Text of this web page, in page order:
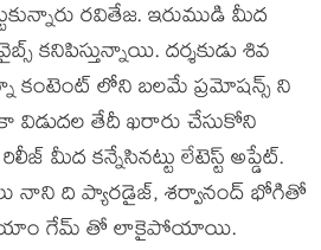
రవితేజ. ఇరుముడి మీద
కనిపిస్తున్నాయి. దర్శకుడు శివ
కంటెంట్ లోని బలమే ప్రమోషన్స్ ని
విడుదల తేదీ ఖరారు చేసుకోని
మీద కన్నేసినట్టు లేటెస్ట్ అప్డేట్.
నాని ది ప్యారడైజ్, శర్వానంద్ భోగితో
ఐ యాం గేమ్ తో లాకైపోయాయి.